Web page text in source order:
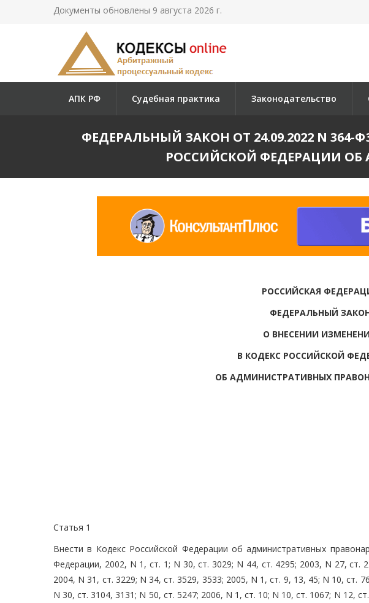
Документы обновлены 9 августа 2026 г.
АПК РФ Судебная практика Законодательство
ФЕДЕРАЛЬНЫЙ ЗАКОН ОТ 24.09.2022 N
РОССИЙСКОЙ ФЕДЕРАЦИИ
РОССИЙСКАЯ
ФЕДЕРАЛЬНЫЙ
О ВНЕСЕНИИ
В КОДЕКС РОССИЙСКОЙ
ОБ АДМИНИСТРАТИВНЫХ
Статья 1
Внести в Кодекс Российской Федерации об административных
Федерации, 2002, N 1, ст. 1; N 30, ст. 3029; N 44, ст. 4295; 2003, N 27, ст.
2004, N 31, ст. 3229; N 34, ст. 3529, 3533; 2005, N 1, ст. 9, 13, 45; N 10, ст.
N 30, ст. 3104, 3131; N 50, ст. 5247; 2006, N 1, ст. 10; N 10, ст. 1067; N 12,